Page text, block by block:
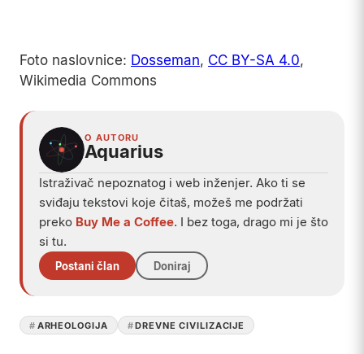
Foto naslovnice: Dosseman, CC BY-SA 4.0,
Wikimedia Commons
O AUTORU
Aquarius
Istraživač nepoznatog i web inženjer. Ako ti se
sviđaju tekstovi koje čitaš, možeš me podržati
preko Buy Me a Coffee. I bez toga, drago mi je što
si tu.
Postani član Doniraj
ARHEOLOGIJA DREVNE CIVILIZACIJE